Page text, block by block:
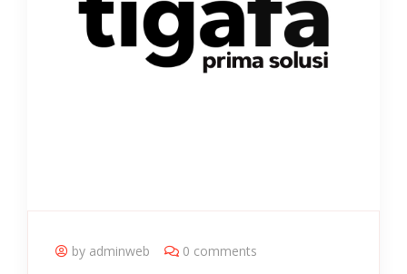
by adminweb 0 comments